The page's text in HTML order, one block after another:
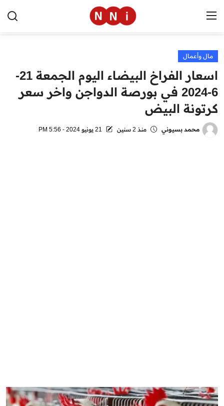
الرئيسية
اخبار مصر
العالم
الرياضة
مال وأعمال
اسعار الفراخ البيضاء اليوم الجمعة 21-
6-2024 في بورصة الدواجن واخر سعر
كرتونة البيض
محمد بسيوني منذ 2 سنين 21 يونيو 2024 - 5:56 PM